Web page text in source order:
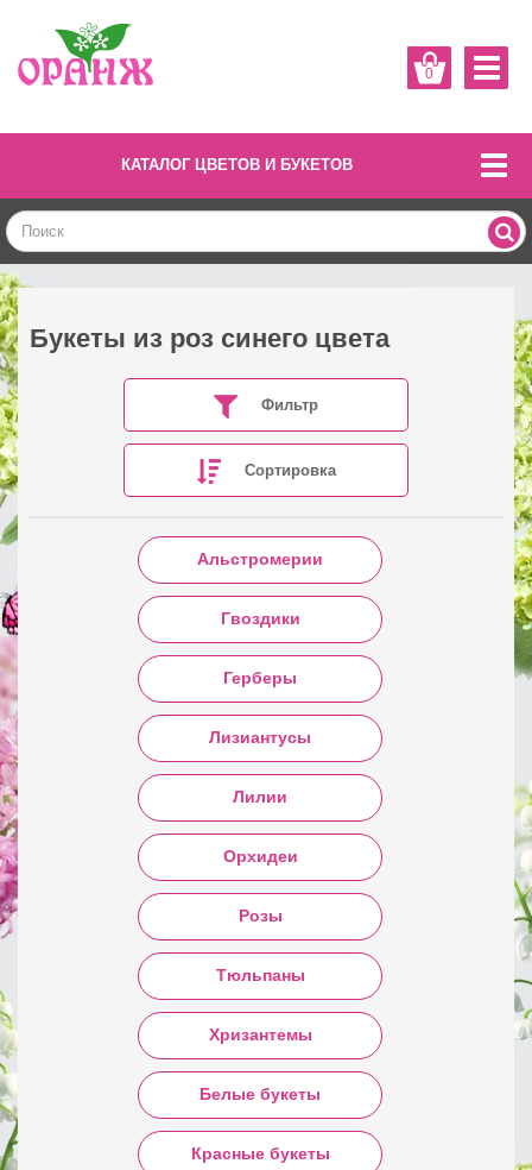
0
КАТАЛОГ ЦВЕТОВ И БУКЕТОВ
Букеты из роз синего цвета
Фильтр
Сортировка
Альстромерии
Гвоздики
Герберы
Лизиантусы
Лилии
Орхидеи
Розы
Тюльпаны
Хризантемы
Белые букеты
Красные букеты